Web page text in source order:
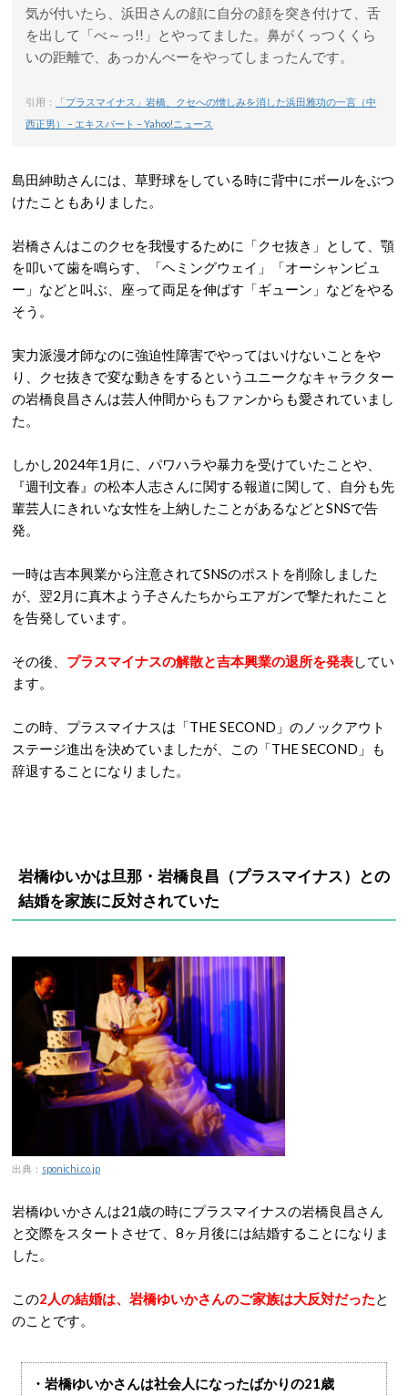
気が付いたら、浜田さんの顔に自分の顔を突き付けて、舌
を出して「べ～っ!!」とやってました。鼻がくっつくくら
いの距離で、あっかんべーをやってしまったんです。
引用：
「プラスマイナス」岩橋、クセへの憎しみを消した浜田雅功の一言（中
西正男） – エキスパート – Yahoo!ニュース
島田紳助さんには、草野球をしている時に背中にボールをぶつ
けたこともありました。
岩橋さんはこのクセを我慢するために「クセ抜き」として、顎
を叩いて歯を鳴らす、「ヘミングウェイ」「オーシャンビュ
ー」などと叫ぶ、座って両足を伸ばす「ギューン」などをやる
そう。
実力派漫才師なのに強迫性障害でやってはいけないことをや
り、クセ抜きで変な動きをするというユニークなキャラクター
の岩橋良昌さんは芸人仲間からもファンからも愛されていまし
た。
しかし2024年1月に、パワハラや暴力を受けていたことや、
『週刊文春』の松本人志さんに関する報道に関して、自分も先
輩芸人にきれいな女性を上納したことがあるなどとSNSで告
発。
一時は吉本興業から注意されてSNSのポストを削除しました
が、翌2月に真木よう子さんたちからエアガンで撃たれたこと
を告発しています。
その後、 プラスマイナスの解散と吉本興業の退所を発表してい
ます。
この時、プラスマイナスは「THE SECOND」のノックアウト
ステージ進出を決めていましたが、この「THE SECOND」も
辞退することになりました。
岩橋ゆいかは旦那・岩橋良昌（プラスマイナス）
との
結婚を家族に反対されていた
出典： sponichi.co.jp
岩橋ゆいかさんは21歳の時にプラスマイナスの岩橋良昌さん
と交際をスタートさせて、8ヶ月後には結婚することになりま
した。
この2人の結婚は、岩橋ゆいかさんのご家族は大反対だったと
のことです。
・岩橋ゆいかさんは社会人になったばかりの21歳